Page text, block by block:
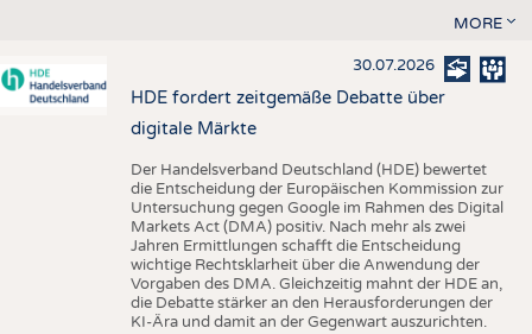
MORE
30.07.2026
HDE fordert zeitgemäße Debatte über
digitale Märkte
Der Handelsverband Deutschland (HDE) bewertet
die Entscheidung der Europäischen Kommission zur
Untersuchung gegen Google im Rahmen des Digital
Markets Act (DMA) positiv. Nach mehr als zwei
Jahren Ermittlungen schafft die Entscheidung
wichtige Rechtsklarheit über die Anwendung der
Vorgaben des DMA. Gleichzeitig mahnt der HDE an,
die Debatte stärker an den Herausforderungen der
KI-Ära und damit an der Gegenwart auszurichten.